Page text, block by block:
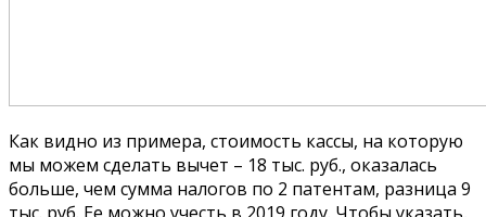
Как видно из примера, стоимость кассы, на которую
мы можем сделать вычет – 18 тыс. руб., оказалась
больше, чем сумма налогов по 2 патентам, разница 9